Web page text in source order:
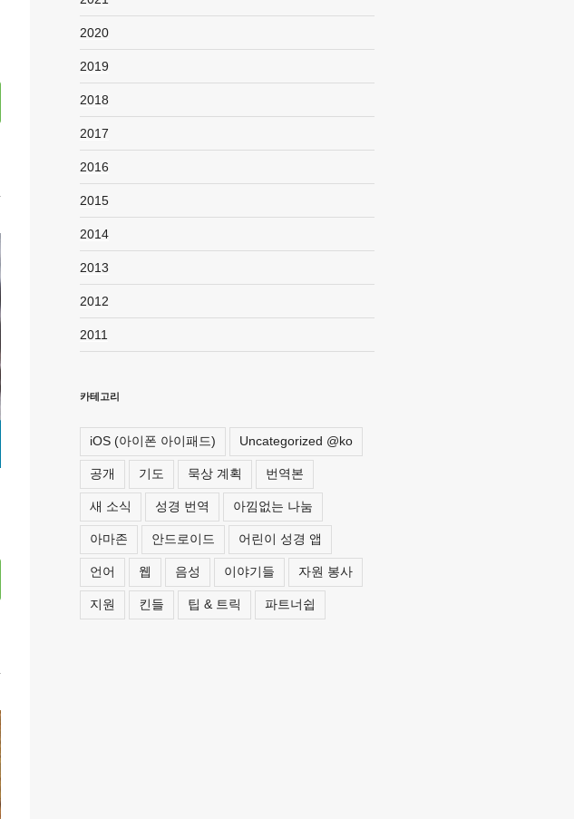
2020
2019
2018
2017
2016
2015
2014
2013
2012
2011
카테고리
iOS (아이폰 아이패드) Uncategorized @ko
공개 기도 묵상 계획 번역본
새 소식 성경 번역 아낌없는 나눔
아마존 안드로이드 어린이 성경 앱
언어 웹 음성 이야기들 자원 봉사
지원 킨들 팁 & 트릭 파트너쉽